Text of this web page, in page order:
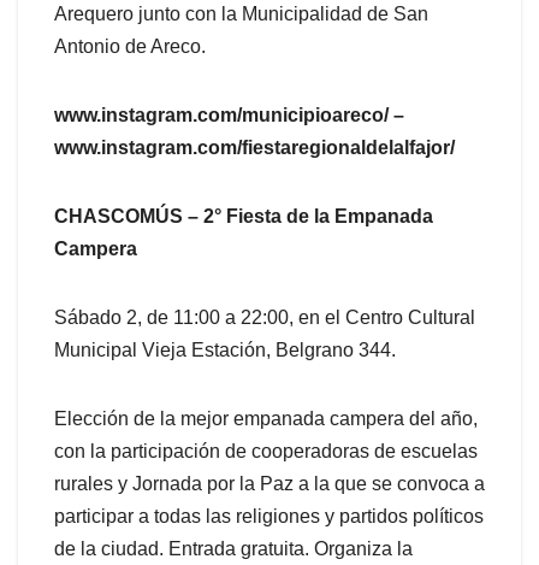
Arequero junto con la Municipalidad de San
Antonio de Areco.
www.instagram.com/municipioareco/ –
www.instagram.com/fiestaregionaldelalfajor/
CHASCOMÚS – 2° Fiesta de la Empanada
Campera
Sábado 2, de 11:00 a 22:00, en el Centro Cultural
Municipal Vieja Estación, Belgrano 344.
Elección de la mejor empanada campera del año,
con la participación de cooperadoras de escuelas
rurales y Jornada por la Paz a la que se convoca a
participar a todas las religiones y partidos políticos
de la ciudad. Entrada gratuita. Organiza la